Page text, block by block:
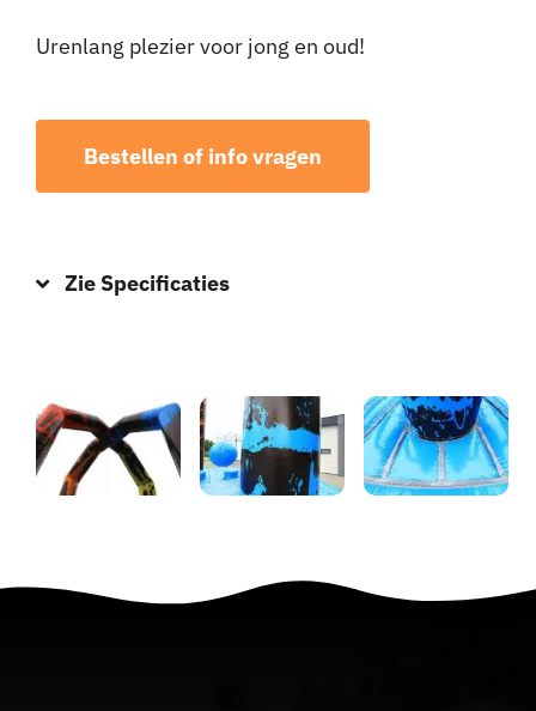
Urenlang plezier voor jong en oud!
Bestellen of info vragen
Zie Specificaties